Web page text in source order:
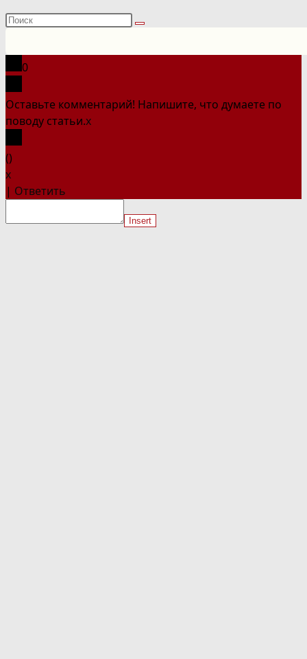
Поиск
сайте
0
Оставьте комментарий! Напишите, что думаете по
поводу статьи.x
()
x
| Ответить
Insert